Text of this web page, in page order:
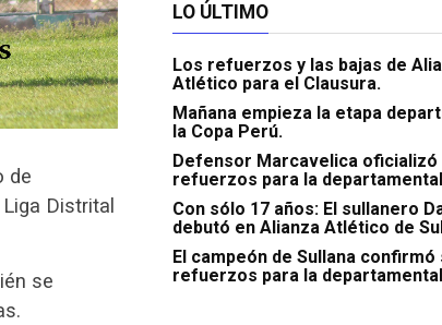
de
Distrital
se
LO ÚLTIMO
Los refuerzos y las bajas de
Atlético para el Clausura.
Mañana empieza la etapa
la Copa Perú.
Defensor Marcavelica oficializó
refuerzos para la
Con sólo 17 años: El sullanero
debutó en Alianza Atlético de
El campeón de Sullana confirmó
refuerzos para la